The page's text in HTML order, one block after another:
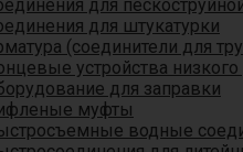
для
для штукатурки
(соединители для
устройства
для заправки
муфты
водные